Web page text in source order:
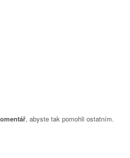
, abyste tak pomohli ostatním.